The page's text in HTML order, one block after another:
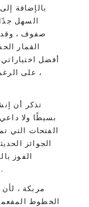
السهل
القمار
أفضل
، على
تذكر أن
بسيطًا ولا
الفتحات التي
الجوائز
الفوز
الخطوط